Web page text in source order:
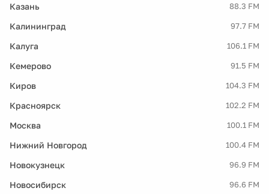
Казань 88.3 FM
Калининград 97.7 FM
Калуга 106.1 FM
Кемерово 91.5 FM
Киров 104.3 FM
Красноярск 102.2 FM
Москва 100.1 FM
Нижний Новгород 100.4 FM
Новокузнецк 96.9 FM
Новосибирск 96.6 FM